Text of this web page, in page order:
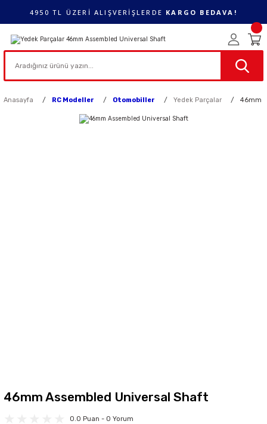
4950 TL ÜZERİ ALIŞVERİŞLERDE KARGO BEDAVA!
Anasayfa RC Modeller Otomobiller Yedek Parçalar 46mm
46mm Assembled Universal Shaft
0.0 Puan - 0 Yorum